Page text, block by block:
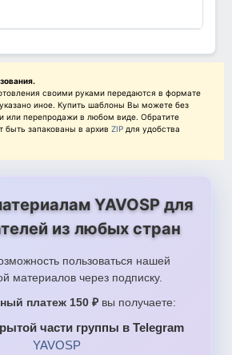
своими руками передаются в формате
указано иное. Купить шаблоны Вы можете без
или перепродажи в любом виде. Обратите
запакованы в архив ZIP для удобства
YAVOSP для
из любых стран
пользоваться нашей
материалов через подписку.
платеж 150 ₽ вы получаете:
части группы в Telegram
YAVOSP